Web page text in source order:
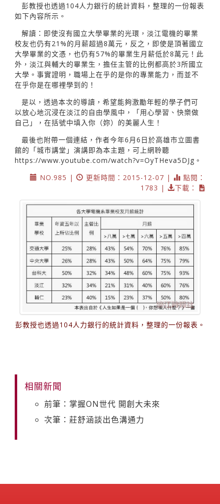
彭教授也透過104人力銀行的統計資料，整理的一份報表
如下內容所示。
解讀：即使沒有國立大學畢業的光環，淡江電機的畢業
校友也仍有21%的月薪超過8萬元，反之，即使是頂著國立
大學畢業的文憑，也仍有57%的畢業生月薪低於8萬元！此
外，淡江與輔大的畢業生，擔任主管的比例都高於3所國立
大學。事實證明，職場上在乎的是你的專業能力，而並不
在乎你是在哪裡學到的！
是以，透過本次的導讀，希望能夠激勵年輕的學子們可
以放心地沉浸在淡江的自由學風中，「用心學習、快樂做
自己」，在括號中填入你（妳）的美麗人生！
最後也附帶一個連結，作者今年6月6日於高雄市立圖書
館的「城市講堂」演講即為本主題，可上網聆聽
https://www.youtube.com/watch?v=OyTHeva5DJg。
NO.985 |
更新時間：2015-12-07 |
點閱：
1783 |
下載：
彭教授也透過104人力銀行的統計資料，整理的一份報表。
相關新聞
前筆：掌握ON世代 開創大未來
次筆：莊舒涵談出色溝通力